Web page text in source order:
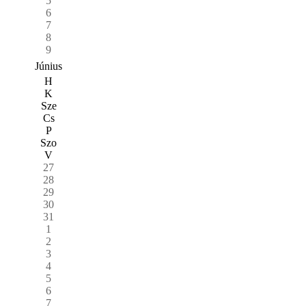
6
7
8
9
Június
H
K
Sze
Cs
P
Szo
V
27
28
29
30
31
1
2
3
4
5
6
7